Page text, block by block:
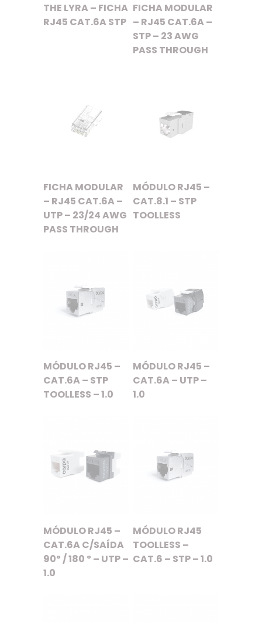
THE LYRA – FICHA
RJ45 CAT.6A STP
FICHA MODULAR
– RJ45 CAT.6A –
STP – 23 AWG
PASS THROUGH
FICHA MODULAR
– RJ45 CAT.6A –
UTP – 23/24 AWG
PASS THROUGH
MÓDULO RJ45 –
CAT.8.1 – STP
TOOLLESS
MÓDULO RJ45 –
CAT.6A – STP
TOOLLESS – 1.0
MÓDULO RJ45 –
CAT.6A – UTP –
1.0
MÓDULO RJ45 –
CAT.6A C/SAÍDA
90º / 180 º – UTP –
1.0
MÓDULO RJ45
TOOLLESS –
CAT.6 – STP – 1.0